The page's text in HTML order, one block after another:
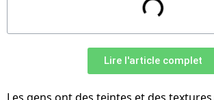
Lire l'article complet